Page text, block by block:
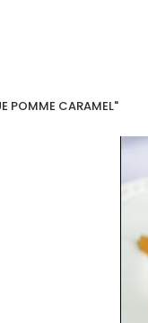
POMME CARAMEL"